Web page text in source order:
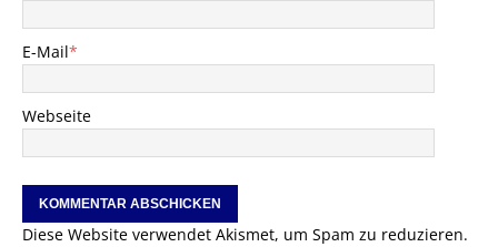
E-Mail*
Webseite
Diese Website verwendet Akismet, um Spam zu reduzieren.